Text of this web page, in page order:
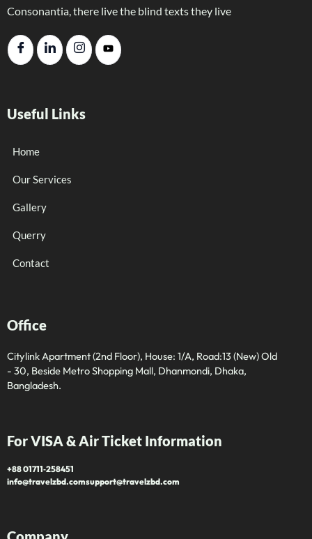
Consonantia, there live the blind texts they live
Useful Links
Home
Our Services
Gallery
Querry
Contact
Office
Citylink Apartment (2nd Floor), House: 1/A, Road:13 (New) Old
- 30, Beside Metro Shopping Mall, Dhanmondi, Dhaka,
Bangladesh.
For VISA & Air Ticket Information
+88 01711‑258451
info@travelzbd.comsupport@travelzbd.com